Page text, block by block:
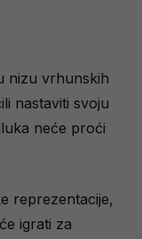
nizu vrhunskih
nastaviti svoju
neće proći
reprezentacije,
igrati za